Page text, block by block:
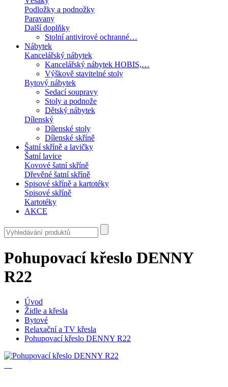
Podložky a podnožky
Paravany
Další doplňky
Stolní antivirové ochranné…
Nábytek
Kancelářský nábytek
Kancelářský nábytek HOBIS,…
Výškově stavitelné stoly
Bytový nábytek
Sedací soupravy
Stoly a podnože
Dětský nábytek
Dílenský
Dílenské stoly
Dílenské skříně
Šatní skříně a lavičky
Šatní lavice
Kovové šatní skříně
Dřevěné šatní skříně
Spisové skříně a kartotéky
Spisové skříně
Kartotéky
AKCE
Pohupovací křeslo DENNY
R22
Úvod
Židle a křesla
Bytové
Relaxační a TV křesla
Pohupovací křeslo DENNY R22